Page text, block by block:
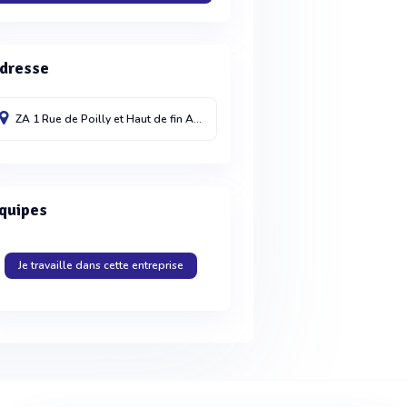
ZA 1 Rue de Poilly et Haut de finAillant-sur-Tholon
Je travaille dans cette entreprise